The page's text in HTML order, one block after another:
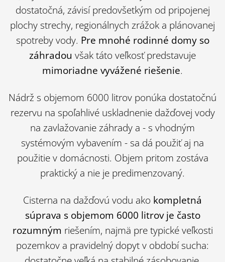
dostatočná, závisí predovšetkým od pripojenej
plochy strechy, regionálnych zrážok a plánovanej
spotreby vody. Pre mnohé rodinné domy so
záhradou však táto veľkosť predstavuje
mimoriadne vyvážené riešenie.
Nádrž s objemom 6000 litrov ponúka dostatočnú
rezervu na spoľahlivé uskladnenie dažďovej vody
na zavlažovanie záhrady a - s vhodným
systémovým vybavením - sa dá použiť aj na
použitie v domácnosti. Objem pritom zostáva
praktický a nie je predimenzovaný.
Cisterna na dažďovú vodu ako kompletná
súprava s objemom 6000 litrov je často
rozumným riešením, najmä pre typické veľkosti
pozemkov a pravidelný dopyt v období sucha: